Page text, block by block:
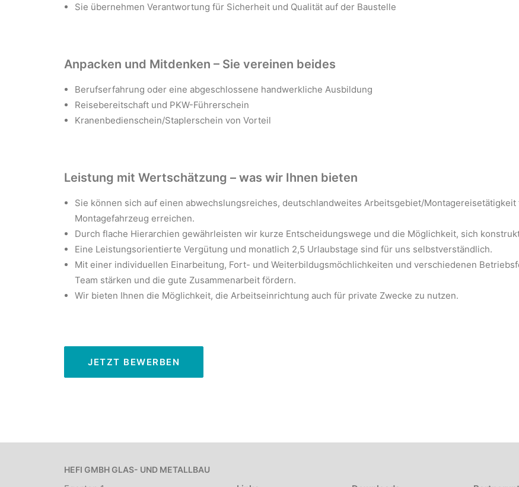
Sie übernehmen Verantwortung für Sicherheit und Qualität auf der Baustelle
Anpacken und Mitdenken – Sie vereinen beides
Berufserfahrung oder eine abgeschlossene handwerkliche Ausbildung
Reisebereitschaft und PKW-Führerschein
Kranenbedienschein/Staplerschein von Vorteil
Leistung mit Wertschätzung – was wir Ihnen bieten
Sie können sich auf einen abwechslungsreiches, deutschlandweites Arbeitsgebiet/
Montagefahrzeug erreichen.
Durch flache Hierarchien gewährleisten wir kurze Entscheidungswege und die Möglichkeit, sich
Eine Leistungsorientierte Vergütung und monatlich 2,5 Urlaubstage sind für uns selbstverständlich.
Mit einer individuellen Einarbeitung, Fort- und Weiterbildugsmöchlichkeiten und verschiedenen
Team stärken und die gute Zusammenarbeit fördern.
Wir bieten Ihnen die Möglichkeit, die Arbeitseinrichtung auch für private Zwecke zu nutzen.
JETZT BEWERBEN
HEFI GMBH GLAS- UND METALLBAU